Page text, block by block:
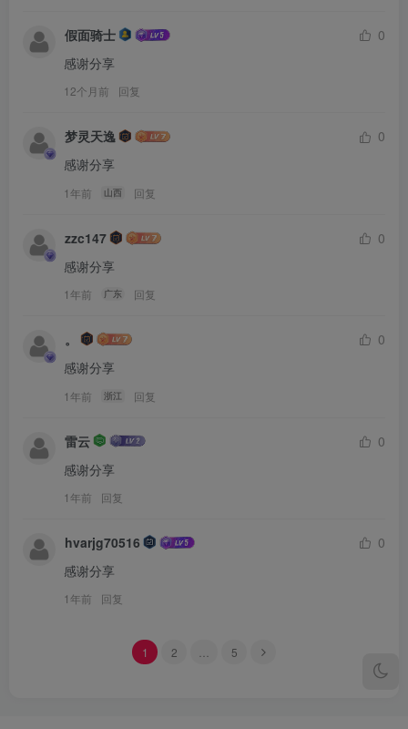
假面骑士
0
感谢分享
12个月前 回复
梦灵天逸
0
感谢分享
1年前 山西 回复
zzc147
0
感谢分享
1年前 广东 回复
。
0
感谢分享
1年前 浙江 回复
雷云
0
感谢分享
1年前 回复
hvarjg70516
0
感谢分享
1年前 回复
1 2 5